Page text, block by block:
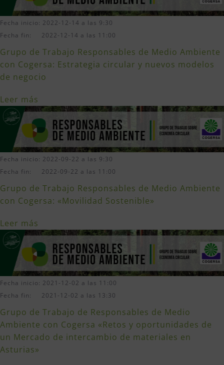
Fecha inicio: 2022-12-14 a las 9:30
Fecha fin: 2022-12-14 a las 11:00
Grupo de Trabajo Responsables de Medio Ambiente
con Cogersa: Estrategia circular y nuevos modelos
de negocio
Leer más
Fecha inicio: 2022-09-22 a las 9:30
Fecha fin: 2022-09-22 a las 11:00
Grupo de Trabajo Responsables de Medio Ambiente
con Cogersa: «Movilidad Sostenible»
Leer más
Fecha inicio: 2021-12-02 a las 11:00
Fecha fin: 2021-12-02 a las 13:30
Grupo de Trabajo de Responsables de Medio
Ambiente con Cogersa «Retos y oportunidades de
un Mercado de intercambio de materiales en
Asturias»